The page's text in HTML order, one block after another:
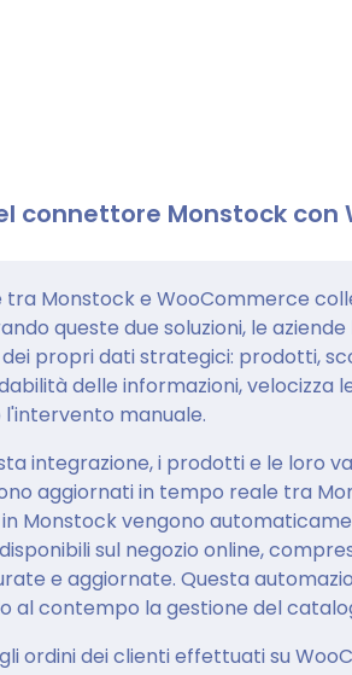
connettore Monstock con
Monstock e WooCommerce
queste due soluzioni, le
propri dati strategici: prodotti,
delle informazioni, velocizza
manuale.
integrazione, i prodotti e le loro
aggiornati in tempo reale tra
Monstock vengono
sul negozio online,
e aggiornate. Questa
al contempo la gestione del
ordini dei clienti effettuati su